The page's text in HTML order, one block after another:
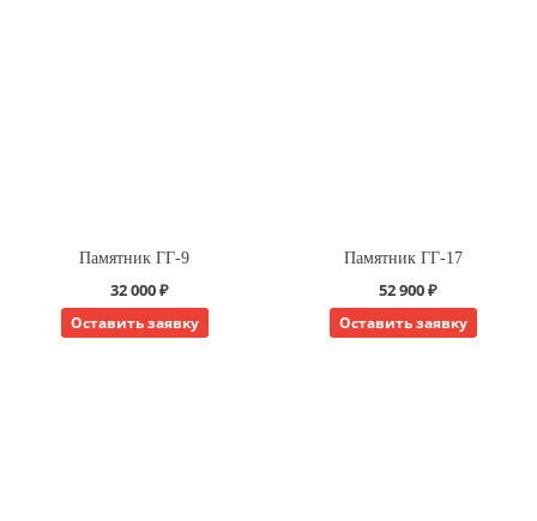
Памятник ГГ-9
32 000 ₽
Оставить заявку
Памятник ГГ-17
52 900 ₽
Оставить заявку